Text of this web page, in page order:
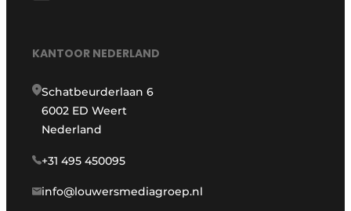
KANTOOR NEDERLAND
Schatbeurderlaan 6
6002 ED Weert
Nederland
+31 495 450095
info@louwersmediagroep.nl